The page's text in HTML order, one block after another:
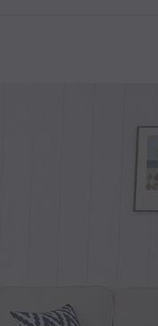
herunter. Ein
Kratzbaum an der
wenn mehrere